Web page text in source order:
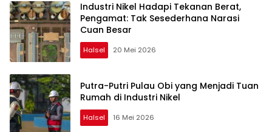
Industri Nikel Hadapi Tekanan Berat,
Pengamat: Tak Sesederhana Narasi
Cuan Besar
Halsel 20 Mei 2026
Putra-Putri Pulau Obi yang Menjadi Tuan
Rumah di Industri Nikel
Halsel 16 Mei 2026